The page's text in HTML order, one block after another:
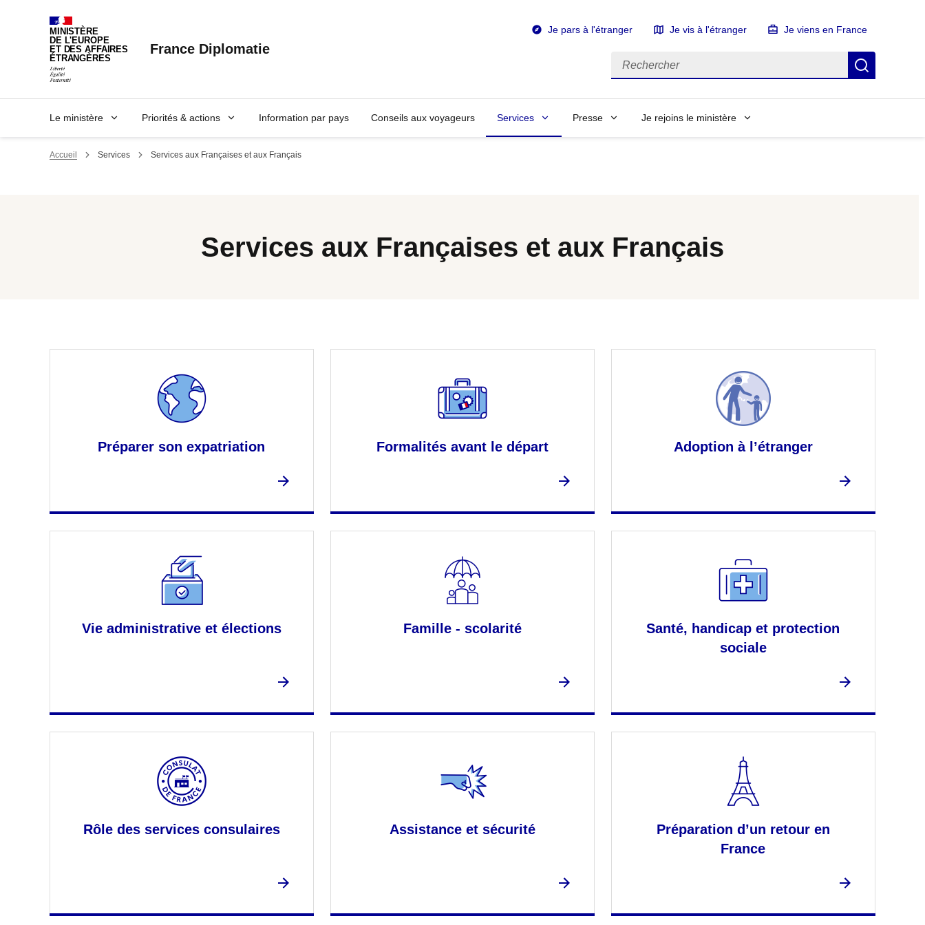
MINISTÈRE
DE L'EUROPE
ET DES AFFAIRES
ÉTRANGÈRES
France Diplomatie
Je pars à l'étranger Je vis à l'étranger Je viens en France
Rechercher
Le ministère Priorités & actions Information par pays Conseils aux voyageurs Services Presse Je rejoins le ministère
Accueil Services Services aux Françaises et aux Français
Services aux Françaises et aux Français
Préparer son expatriation Formalités avant le départ Adoption à l’étranger
Vie administrative et élections Famille - scolarité
Santé, handicap et protection
sociale
Rôle des services consulaires Assistance et sécurité
Préparation d’un retour en
France